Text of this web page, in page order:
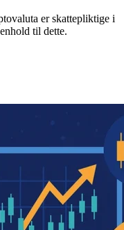
er skattepliktige i
til dette.